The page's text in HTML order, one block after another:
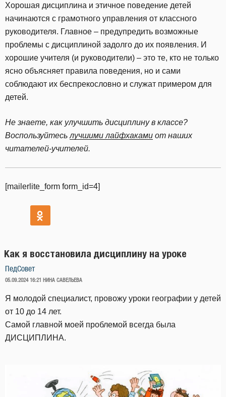
Хорошая дисциплина и этичное поведение детей
начинаются с грамотного управления от классного
руководителя. Главное – предупредить возможные
проблемы с дисциплиной задолго до их появления. И
хорошие учителя (и руководители) – это те, кто не только
ясно объясняет правила поведения, но и сами
соблюдают их беспрекословно и служат примером для
детей.
Не знаете, как улучшить дисциплину в классе?
Воспользуйтесь лучшими лайфхаками от наших
читателей-учителей.
[mailerlite_form form_id=4]
Как я восстановила дисциплину на уроке
ПедСовет
ОПУБЛИКОВАНО
05.09.2024 16:21 НИНА САВЕЛЬЕВА
Я молодой специалист, провожу уроки географии у детей
от 10 до 14 лет.
Самой главной моей проблемой всегда была
ДИСЦИПЛИНА.